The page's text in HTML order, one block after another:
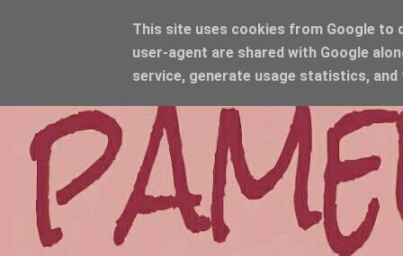
This site uses cookies from Google to
user-agent are shared with Google
service, generate usage statistics,